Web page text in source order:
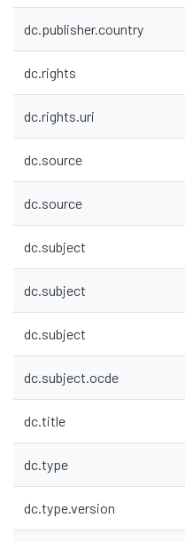
dc.publisher.country
dc.rights
dc.rights.uri
dc.source
dc.source
dc.subject
dc.subject
dc.subject
dc.subject.ocde
dc.title
dc.type
dc.type.version